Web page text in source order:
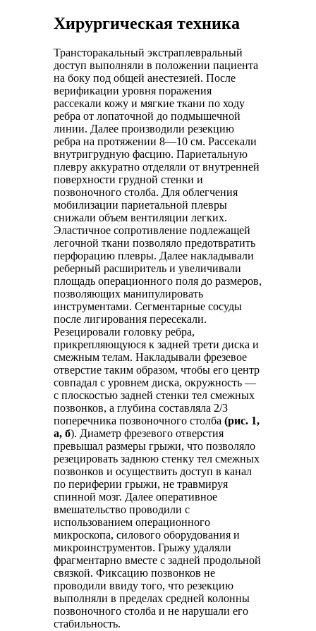
Хирургическая техника
Трансторакальный экстраплевральный
доступ выполняли в положении пациента
на боку под общей анестезией. После
верификации уровня поражения
рассекали кожу и мягкие ткани по ходу
ребра от лопаточной до подмышечной
линии. Далее производили резекцию
ребра на протяжении 8—10 см. Рассекали
внутригрудную фасцию. Париетальную
плевру аккуратно отделяли от внутренней
поверхности грудной стенки и
позвоночного столба. Для облегчения
мобилизации париетальной плевры
снижали объем вентиляции легких.
Эластичное сопротивление подлежащей
легочной ткани позволяло предотвратить
перфорацию плевры. Далее накладывали
реберный расширитель и увеличивали
площадь операционного поля до размеров,
позволяющих манипулировать
инструментами. Сегментарные сосуды
после лигирования пересекали.
Резецировали головку ребра,
прикрепляющуюся к задней трети диска и
смежным телам. Накладывали фрезевое
отверстие таким образом, чтобы его центр
совпадал с уровнем диска, окружность —
с плоскостью задней стенки тел смежных
позвонков, а глубина составляла 2/3
поперечника позвоночного столба(рис. 1,
а, б). Диаметр фрезевого отверстия
превышал размеры грыжи, что позволяло
резецировать заднюю стенку тел смежных
позвонков и осуществить доступ в канал
по периферии грыжи, не травмируя
спинной мозг. Далее оперативное
вмешательство проводили с
использованием операционного
микроскопа, силового оборудования и
микроинструментов. Грыжу удаляли
фрагментарно вместе с задней продольной
связкой. Фиксацию позвонков не
проводили ввиду того, что резекцию
выполняли в пределах средней колонны
позвоночного столба и не нарушали его
стабильность.